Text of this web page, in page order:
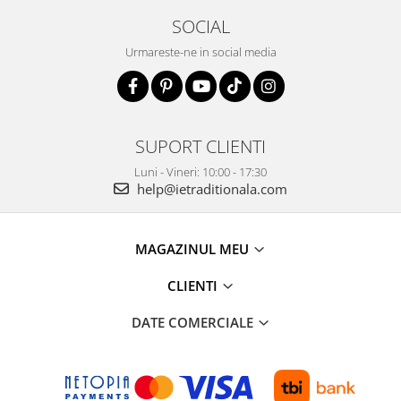
SOCIAL
Urmareste-ne in social media
SUPORT CLIENTI
Luni - Vineri: 10:00 - 17:30
help@ietraditionala.com
MAGAZINUL MEU
CLIENTI
DATE COMERCIALE